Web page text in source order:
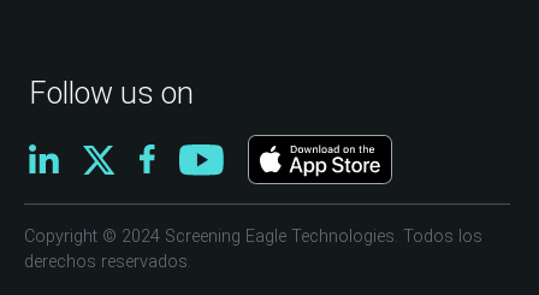
Follow us on
Copyright © 2024 Screening Eagle Technologies. Todos los
derechos reservados.